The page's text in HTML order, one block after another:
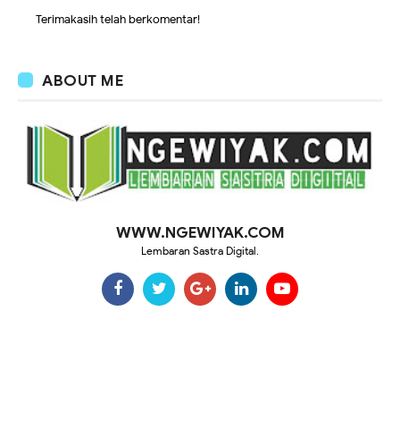
Terimakasih telah berkomentar!
ABOUT ME
WWW.NGEWIYAK.COM
Lembaran Sastra Digital.